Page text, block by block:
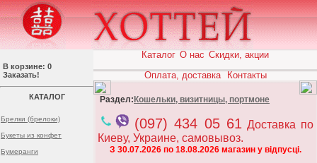
В корзине: 0
Заказать!
КАТАЛОГ
Брелки (брелоки)
Букеты из конфет
Бумеранги
Каталог О нас Скидки, акции
Оплата, доставка
Контакты
Раздел: Кошельки, визитницы, портмоне
(097) 434 05 61 Доставка по
Киеву, Украине, самовывоз.
З 30.07.2026 по 18.08.2026 магазин у відпусці.